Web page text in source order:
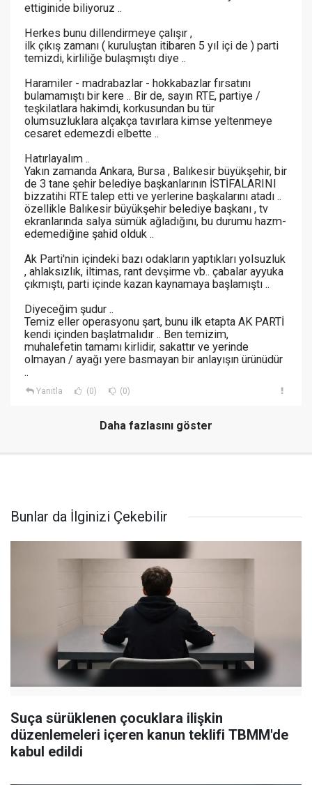
ettiginide biliyoruz ..
Herkes bunu dillendirmeye çalışır ,
ilk çıkış zamanı ( kuruluştan itibaren 5 yıl içi de ) parti
temizdi, kirliliğe bulaşmıştı diye ..
Haramiler - madrabazlar - hokkabazlar fırsatını
bulamamıştı bir kere .. Bir de, sayın RTE, partiye /
teşkilatlara hakimdi, korkusundan bu tür
olumsuzluklara alçakça tavırlara kimse yeltenmeye
cesaret edemezdi elbette ..
Hatırlayalım ..
Yakın zamanda Ankara, Bursa , Balıkesir büyükşehir, bir
de 3 tane şehir belediye başkanlarının İSTİFALARINI
bizzatihi RTE talep etti ve yerlerine başkalarını atadı ..
özellikle Balıkesir büyükşehir belediye başkanı , tv
ekranlarında salya sümük ağladığını, bu durumu hazm-
edemediğine şahid olduk ..
Ak Parti'nin içindeki bazı odakların yaptıkları yolsuzluk
, ahlaksızlık, iltimas, rant devşirme vb.. çabalar ayyuka
çıkmıştı, parti içinde kazan kaynamaya başlamıştı ..
Diyeceğim şudur ..
Temiz eller operasyonu şart, bunu ilk etapta AK PARTİ
kendi içinden başlatmalıdır .. Ben temizim,
muhalefetin tamamı kirlidir, sakattır ve yerinde
olmayan / ayağı yere basmayan bir anlayışın ürünüdür
..
Yanıtla (0) (0)
Daha fazlasını göster
Bunlar da İlginizi Çekebilir
Suça sürüklenen çocuklara ilişkin
düzenlemeleri içeren kanun teklifi TBMM'de
kabul edildi